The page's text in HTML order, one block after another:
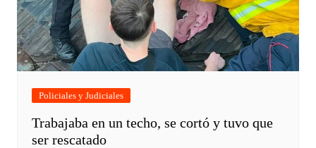
Policiales y Judiciales
Trabajaba en un techo, se cortó y tuvo que
ser rescatado